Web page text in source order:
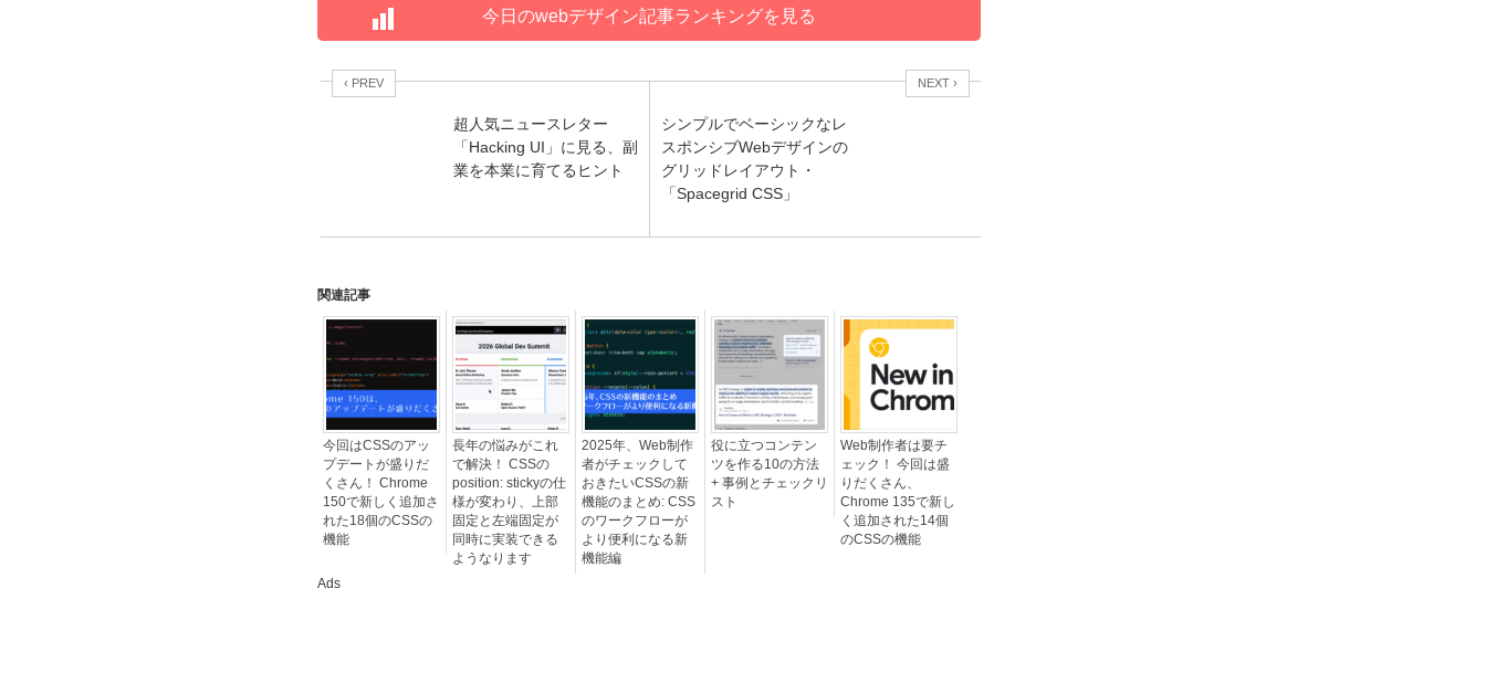
今日のwebデザイン記事ランキングを見る
‹ PREV
超人気ニュースレター
「Hacking UI」に見る、副
業を本業に育てるヒント
NEXT ›
シンプルでベーシックなレ
スポンシブWebデザインの
グリッドレイアウト・
「Spacegrid CSS」
関連記事
今回はCSSのアッ
プデートが盛りだ
くさん！ Chrome
150で新しく追加さ
れた18個のCSSの
機能
長年の悩みがこれ
で解決！ CSSの
position: stickyの仕
様が変わり、上部
固定と左端固定が
同時に実装できる
ようなります
2025年、Web制作
者がチェックして
おきたいCSSの新
機能のまとめ: CSS
のワークフローが
より便利になる新
機能編
役に立つコンテン
ツを作る10の方法
+ 事例とチェックリ
スト
Web制作者は要チ
ェック！ 今回は盛
りだくさん、
Chrome 135で新し
く追加された14個
のCSSの機能
Ads